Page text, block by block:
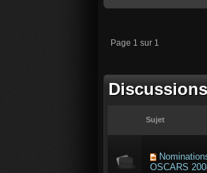
Page 1 sur 1
Sujet
OSCARS